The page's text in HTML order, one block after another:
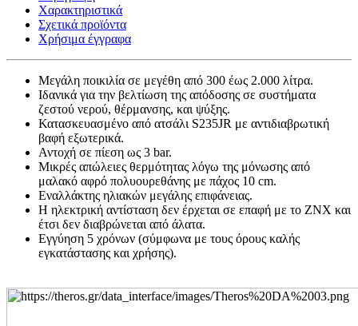
Χαρακτηριστικά
Σχετικά προϊόντα
Χρήσιμα έγγραφα
Μεγάλη ποικιλία σε μεγέθη από 300 έως 2.000 λίτρα.
Ιδανικά για την βελτίωση της απόδοσης σε συστήματα
ζεστού νερού, θέρμανσης, και ψύξης.
Κατασκευασμένο από ατσάλι S235JR με αντιδιαβρωτική
βαφή εξωτερικά.
Αντοχή σε πίεση ως 3 bar.
Μικρές απώλειες θερμότητας λόγω της μόνωσης από
μαλακό αφρό πολυουρεθάνης με πάχος 10 cm.
Εναλλάκτης ηλιακών μεγάλης επιφάνειας.
Η ηλεκτρική αντίσταση δεν έρχεται σε επαφή με το ΖΝΧ και
έτσι δεν διαβρώνεται από άλατα.
Εγγύηση 5 χρόνων (σύμφωνα με τους όρους καλής
εγκατάστασης και χρήσης).